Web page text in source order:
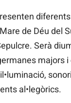
de Déu del
Serà
majors
al•legòrics.